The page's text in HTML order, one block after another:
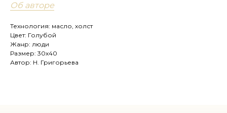
Об авторе
Технология: масло, холст
Цвет: Голубой
Жанр: люди
Размер: 30х40
Автор: Н. Григорьева